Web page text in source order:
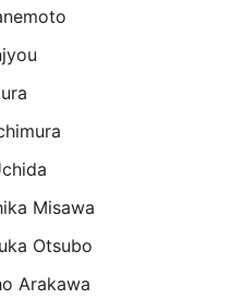
Misawa
Otsubo
Arakawa